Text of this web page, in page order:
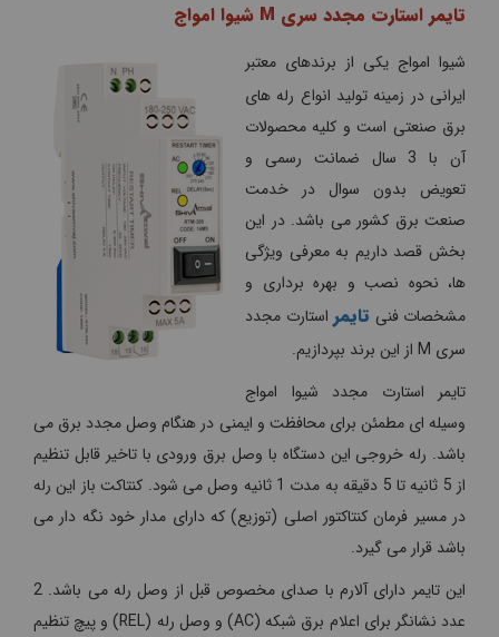
تایمر استارت مجدد سری M شیوا امواج
شیوا امواج یکی از برندهای معتبر
ایرانی در زمینه تولید انواع رله های
برق صنعتی است و کلیه محصولات
آن با 3 سال ضمانت رسمی و
تعویض بدون سوال در خدمت
صنعت برق کشور می باشد. در این
بخش قصد داریم به معرفی ویژگی
ها، نحوه نصب و بهره برداری و
مشخصات فنی تایمر استارت مجدد
سری M از این برند بپردازیم.
تایمر استارت مجدد شیوا امواج
وسیله ای مطمئن برای محافظت و ایمنی در هنگام وصل مجدد برق می
باشد. رله خروجی این دستگاه با وصل برق ورودی با تاخیر قابل تنظیم
از 5 ثانیه تا 5 دقیقه به مدت 1 ثانیه وصل می شود. کنتاکت باز این رله
در مسیر فرمان کنتاکتور اصلی (توزیع) که دارای مدار خود نگه دار می
باشد قرار می گیرد.
این تایمر دارای آلارم با صدای مخصوص قبل از وصل رله می باشد. 2
عدد نشانگر برای اعلام برق شبکه (AC) و وصل رله (REL) و پیچ تنظیم